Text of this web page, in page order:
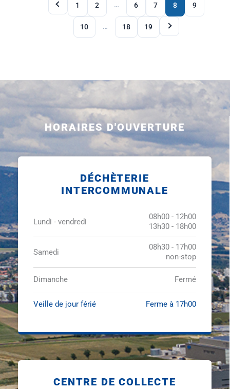
1 2 … 6 7 8 9
10 … 18 19
HORAIRES D'OUVERTURE
DÉCHÈTERIE
INTERCOMMUNALE
Lundi - vendredi
08h00 - 12h00
13h30 - 18h00
Samedi
08h30 - 17h00
non-stop
Dimanche Fermé
Veille de jour férié Ferme à 17h00
CENTRE DE COLLECTE